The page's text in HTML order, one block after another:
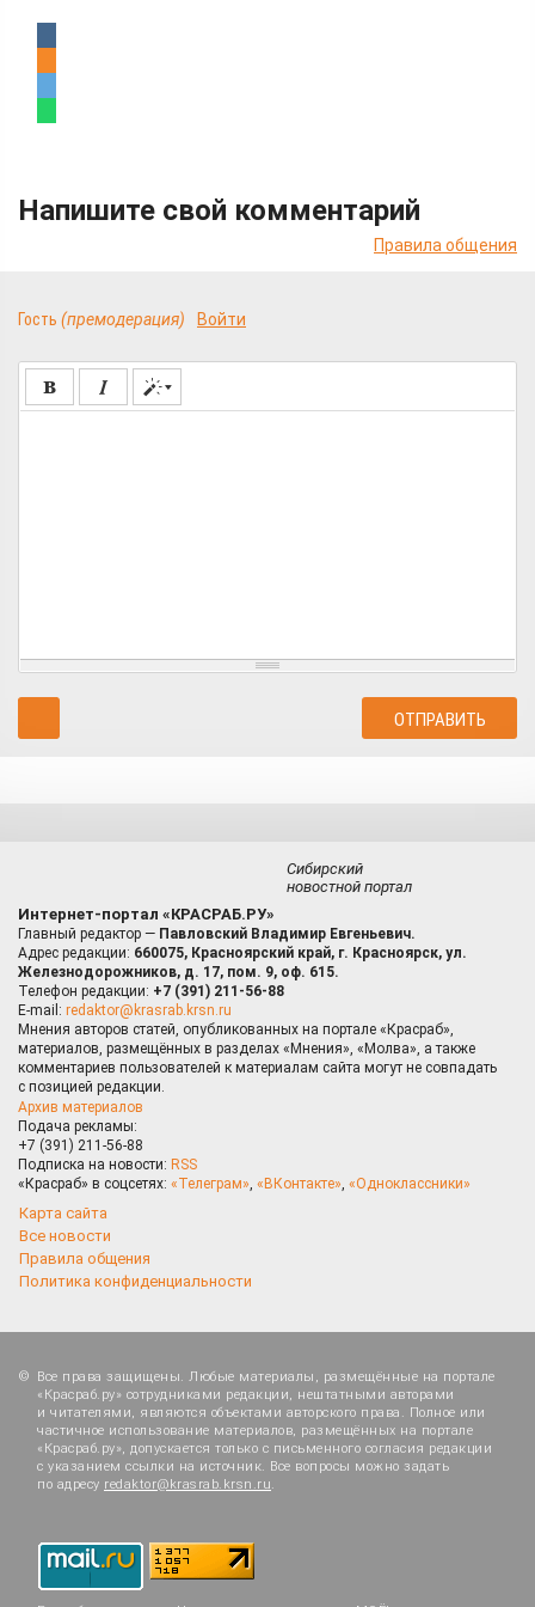
Напишите свой комментарий
Правила общения
Гость (премодерация) Войти
Сибирский
новостной портал
Интернет-портал «КРАСРАБ.РУ»
Главный редактор — Павловский Владимир Евгеньевич.
Адрес редакции: 660075, Красноярский край, г. Красноярск, ул.
Железнодорожников, д. 17, пом. 9, оф. 615.
Телефон редакции: +7 (391) 211-56-88
E-mail: redaktor@krasrab.krsn.ru
Мнения авторов статей, опубликованных на портале «Красраб»,
материалов, размещённых в разделах «Мнения», «Молва», а также
комментариев пользователей к материалам сайта могут не совпадать
с позицией редакции.
Архив материалов
Подача рекламы:
+7 (391) 211-56-88
Подписка на новости: RSS
«Красраб» в соцсетях: «Телеграм», «ВКонтакте», «Одноклассники»
Карта сайта
Все новости
Правила общения
Политика конфиденциальности
Все права защищены. Любые материалы, размещённые на портале
«Красраб.ру» сотрудниками редакции, нештатными авторами
и читателями, являются объектами авторского права. Полное или
частичное использование материалов, размещённых на портале
«Красраб.ру», допускается только с письменного согласия редакции
с указанием ссылки на источник. Все вопросы можно задать
по адресу redaktor@krasrab.krsn.ru.